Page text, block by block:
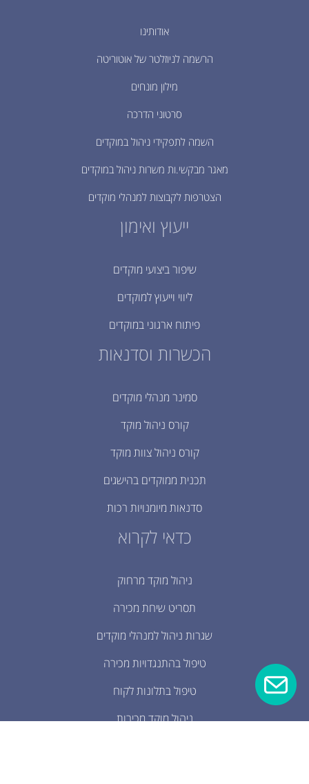
אודותינו
הרשמה לניוזלטר של אוטוריטה
מילון מונחים
סרטוני הדרכה
השמה לתפקידי ניהול במוקדים
מאגר מבקשי.ות משרות ניהול במוקדים
הצטרפות לקבוצות למנהלי מוקדים
ייעוץ ואימון
שיפור ביצועי מוקדים
ליווי וייעוץ למוקדים
פיתוח ארגוני במוקדים
הכשרות וסדנאות
סמינר מנהלי מוקדים
קורס ניהול מוקד
קורס ניהול צוות מוקד
תכנית ממוקדים בהישגים
סדנאות מיומנויות רכות
כדאי לקרוא
ניהול מוקד מרחוק
תסריט שיחת מכירה
שגרות ניהול למנהלי מוקדים
טיפול בהתנגדויות מכירה
טיפול בתלונות לקוח
ניהול מוקד מכירות